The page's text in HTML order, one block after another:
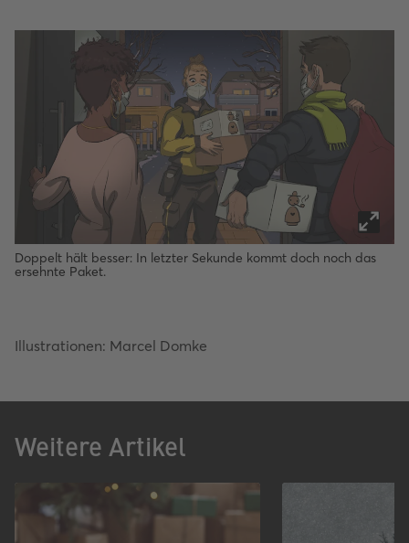
Doppelt hält besser: In letzter Sekunde kommt doch noch das
ersehnte Paket.
Illustrationen: Marcel Domke
Weitere Artikel